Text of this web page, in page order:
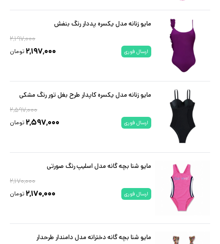
مایو زنانه مدل یکسره پددار رنگ بنفش
۲,۱۹۷,۰۰۰
ارسال فوری ۲,۱۹۷,۰۰۰ تومان
مایو زنانه مدل یکسره کاپدار طرح بغل تور رنگ مشکی
۲,۵۹۷,۰۰۰
ارسال فوری ۲,۵۹۷,۰۰۰ تومان
مایو شنا بچه گانه مدل اسلیپ رنگ صورتی
۲,۱۷۰,۰۰۰
ارسال فوری ۲,۱۷۰,۰۰۰ تومان
مایو شنا بچه گانه دخترانه مدل دامندار طرحدار